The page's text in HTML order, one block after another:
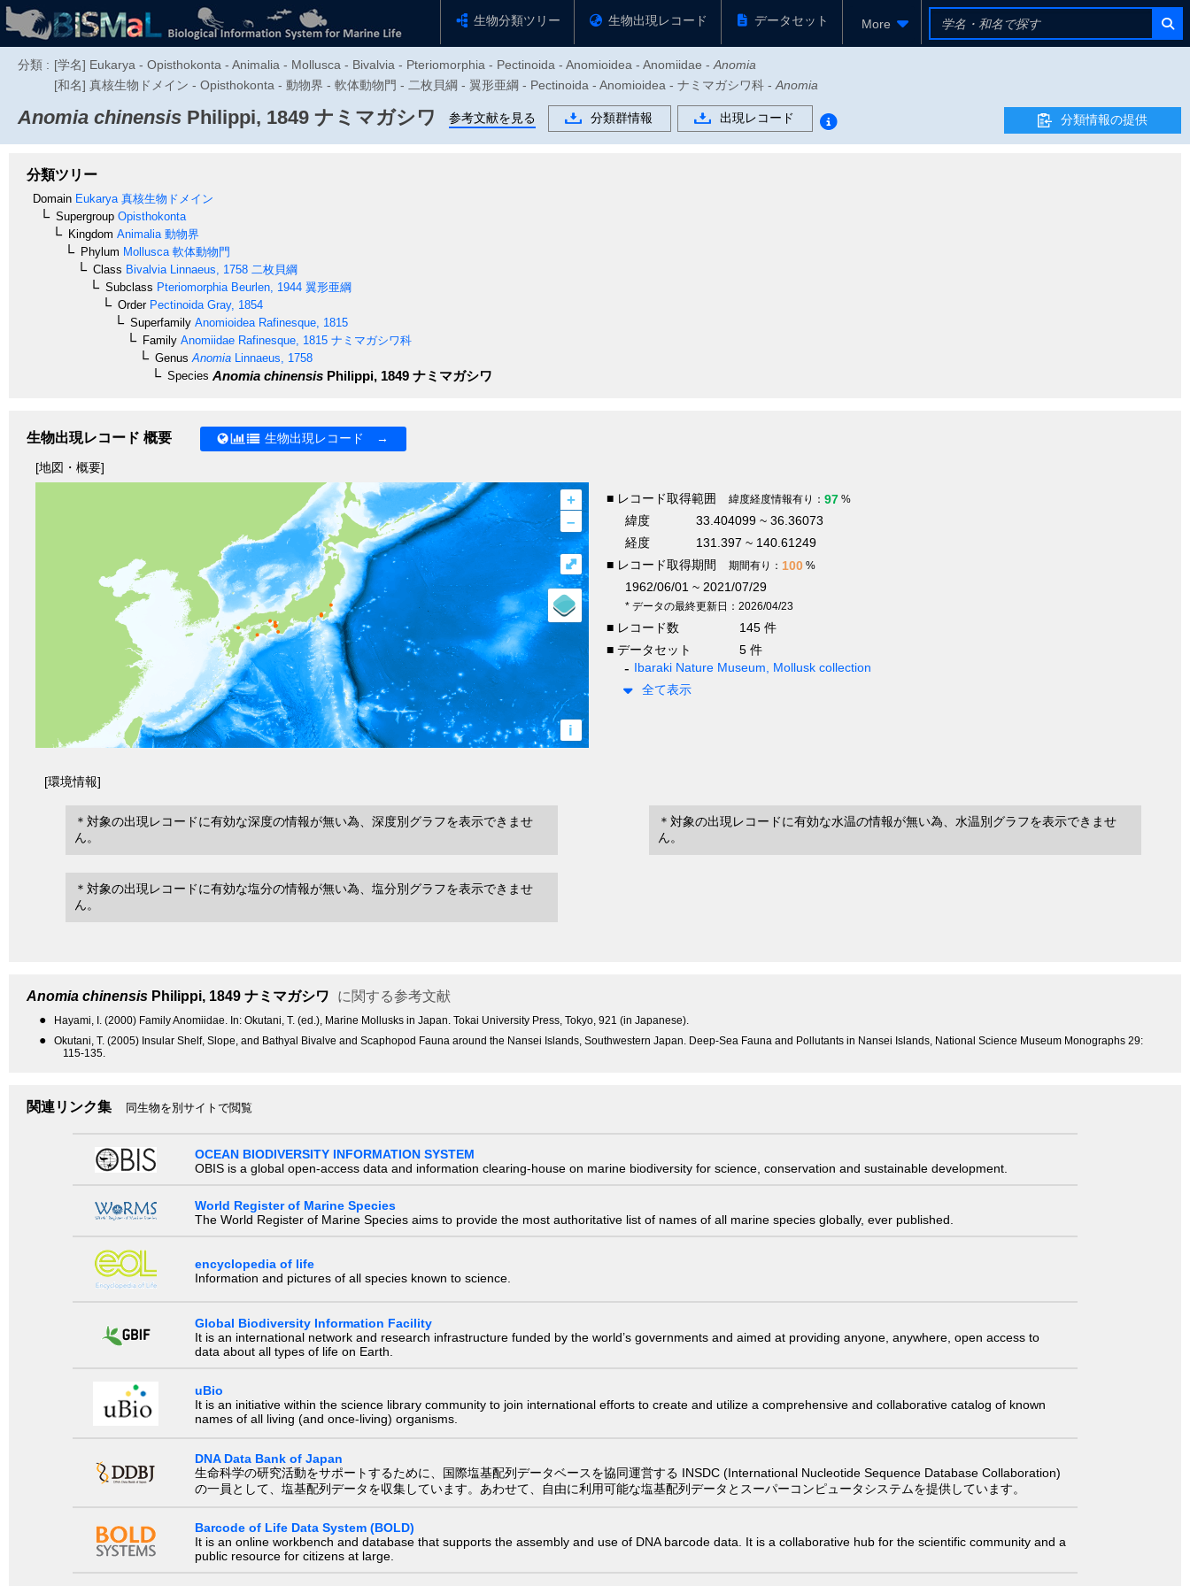
生物分類ツリー 生物出現レコード データセット More
分類 : [学名] Eukarya - Opisthokonta - Animalia - Mollusca - Bivalvia - Pteriomorphia - Pectinoida - Anomioidea - Anomiidae - Anomia
[和名] 真核生物ドメイン - Opisthokonta - 動物界 - 軟体動物門 - 二枚貝綱 - 翼形亜綱 - Pectinoida - Anomioidea - ナミマガシワ科 - Anomia
Anomia chinensis Philippi, 1849 ナミマガシワ 参考文献を見る 分類群情報 出現レコード 分類情報の提供
分類ツリー
Domain Eukarya 真核生物ドメイン
Supergroup Opisthokonta
Kingdom Animalia 動物界
Phylum Mollusca 軟体動物門
Class Bivalvia Linnaeus, 1758 二枚貝綱
Subclass Pteriomorphia Beurlen, 1944 翼形亜綱
OrderPectinoida Gray, 1854
Superfamily Anomioidea Rafinesque, 1815
Family Anomiidae Rafinesque, 1815 ナミマガシワ科
Genus Anomia Linnaeus, 1758
Species Anomia chinensis Philippi, 1849 ナミマガシワ
生物出現レコード 概要 生物出現レコード →
[地図・概要]
+
–
i
⤢
■ レコード取得範囲 緯度経度情報有り： 97 %
緯度
33.404099 ~ 36.36073
経度
131.397 ~ 140.61249
■ レコード取得期間
期間有り： 100 %
1962/06/01 ~ 2021/07/29
* データの最終更新日：2026/04/23
■ レコード数
145 件
■ データセット
5 件
Ibaraki Nature Museum, Mollusk collection
全て表示
[環境情報]
＊対象の出現レコードに有効な深度の情報が無い為、深度別グラフを表示できませ
ん。
＊対象の出現レコードに有効な水温の情報が無い為、水温別グラフを表示できませ
ん。
＊対象の出現レコードに有効な塩分の情報が無い為、塩分別グラフを表示できませ
ん。
Anomia chinensis Philippi, 1849 ナミマガシワ に関する参考文献
● Hayami, I. (2000) Family Anomiidae. In: Okutani, T. (ed.), Marine Mollusks in Japan. Tokai University Press, Tokyo, 921 (in Japanese).
●
Okutani, T. (2005) Insular Shelf, Slope, and Bathyal Bivalve and Scaphopod Fauna around the Nansei Islands, Southwestern Japan. Deep-Sea Fauna and Pollutants in Nansei Islands, National Science Museum Monographs 29:
115-135.
関連リンク集 同生物を別サイトで閲覧
OCEAN BIODIVERSITY INFORMATION SYSTEM
OBIS is a global open-access data and information clearing-house on marine biodiversity for science, conservation and sustainable development.
World Register of Marine Species
The World Register of Marine Species aims to provide the most authoritative list of names of all marine species globally, ever published.
encyclopedia of life
Information and pictures of all species known to science.
Global Biodiversity Information Facility
It is an international network and research infrastructure funded by the world’s governments and aimed at providing anyone, anywhere, open access to
data about all types of life on Earth.
uBio
It is an initiative within the science library community to join international efforts to create and utilize a comprehensive and collaborative catalog of known
names of all living (and once-living) organisms.
DNA Data Bank of Japan
生命科学の研究活動をサポートするために、国際塩基配列データベースを協同運営する INSDC (International Nucleotide Sequence Database Collaboration)
の一員として、塩基配列データを収集しています。あわせて、自由に利用可能な塩基配列データとスーパーコンピュータシステムを提供しています。
Barcode of Life Data System (BOLD)
It is an online workbench and database that supports the assembly and use of DNA barcode data. It is a collaborative hub for the scientific community and a
public resource for citizens at large.